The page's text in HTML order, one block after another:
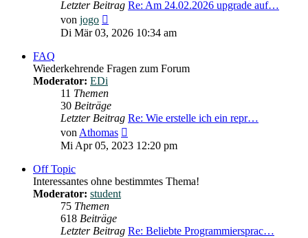
Letzter Beitrag Re: Am 24.02.2026 upgrade auf…
von jogo
Beitrag
Di Mär 03, 2026 10:34 am
FAQ
Wiederkehrende Fragen zum Forum
Moderator: EDi
11 Themen
30 Beiträge
Letzter Beitrag Re: Wie erstelle ich ein repr…
vonAthomas
Beitrag
Mi Apr 05, 2023 12:20 pm
Off Topic
Interessantes ohne bestimmtes Thema!
Moderator: student
75 Themen
618 Beiträge
Letzter Beitrag Re: Beliebte Programmiersprac…